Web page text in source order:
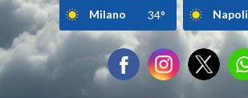
Milano 34° Napoli